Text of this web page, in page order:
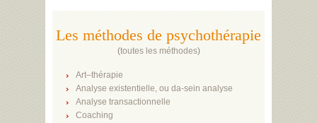
Les méthodes de psychothérapie
(toutes les méthodes)
Art–thérapie
Analyse existentielle, ou da-sein analyse
Analyse transactionnelle
Coaching